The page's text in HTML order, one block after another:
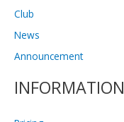
Club
News
Announcement
INFORMATION